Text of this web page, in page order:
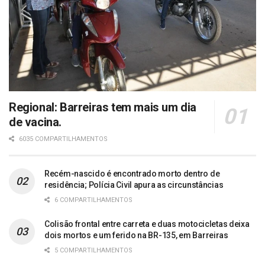
Regional: Barreiras tem mais um dia
de vacina.
6035 COMPARTILHAMENTOS
Recém-nascido é encontrado morto dentro de
residência; Polícia Civil apura as circunstâncias
6 COMPARTILHAMENTOS
Colisão frontal entre carreta e duas motocicletas deixa
dois mortos e um ferido na BR-135, em Barreiras
5 COMPARTILHAMENTOS